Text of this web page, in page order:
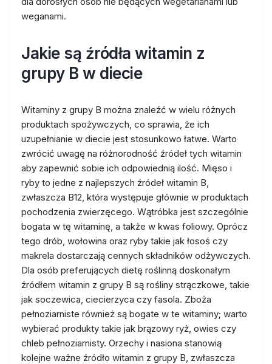
weganami.
Jakie są źródła witamin z
grupy B w diecie
Witaminy z grupy B można znaleźć w wielu różnych
produktach spożywczych, co sprawia, że ich
uzupełnianie w diecie jest stosunkowo łatwe. Warto
zwrócić uwagę na różnorodność źródeł tych witamin
aby zapewnić sobie ich odpowiednią ilość. Mięso i
ryby to jedne z najlepszych źródeł witamin B,
zwłaszcza B12, która występuje głównie w produktach
pochodzenia zwierzęcego. Wątróbka jest szczególnie
bogata w tę witaminę, a także w kwas foliowy. Oprócz
tego drób, wołowina oraz ryby takie jak łosoś czy
makrela dostarczają cennych składników odżywczych.
Dla osób preferujących dietę roślinną doskonałym
źródłem witamin z grupy B są rośliny strączkowe, takie
jak soczewica, ciecierzyca czy fasola. Zboża
pełnoziarniste również są bogate w te witaminy; warto
wybierać produkty takie jak brązowy ryż, owies czy
chleb pełnoziarnisty. Orzechy i nasiona stanowią
kolejne ważne źródło witamin z grupy B, zwłaszcza